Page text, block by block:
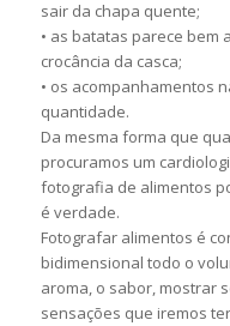
sair da chapa quente;
• as batatas parece bem
crocância da casca;
• os acompanhamentos
quantidade.
Da mesma forma que
procuramos um
fotografia de alimentos
é verdade.
Fotografar alimentos é
bidimensional todo o
aroma, o sabor, mostrar
sensações que iremos